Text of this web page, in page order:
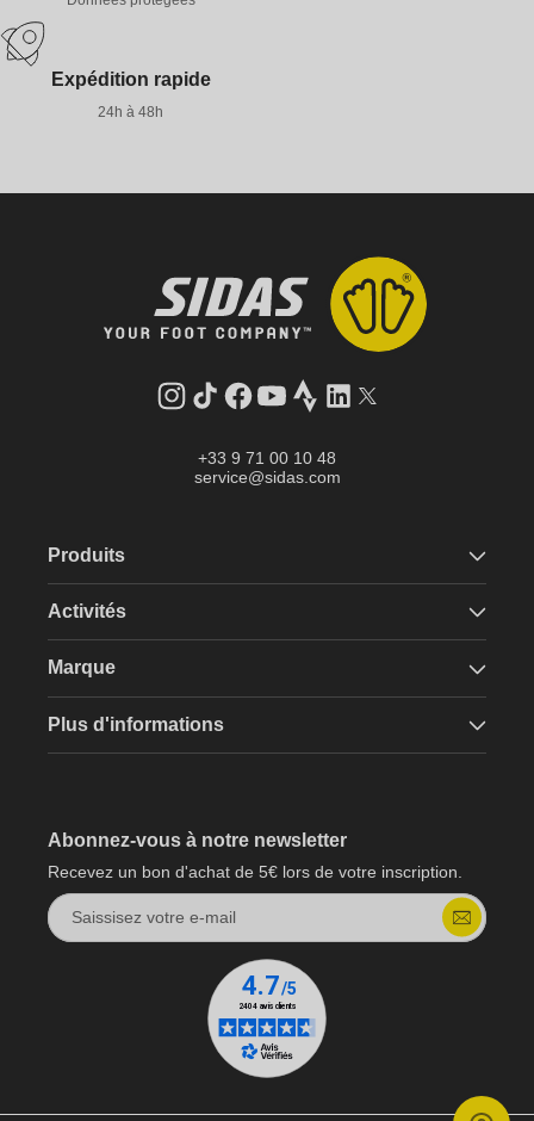
Expédition rapide
24h à 48h
Instagram
Tik
Facebook
YouTube
StravaLinkedInTwitter
+33 9 71 00 10 48
service@sidas.com
Produits
Activités
Marque
Plus d'informations
Abonnez-vous à notre newsletter
Recevez un bon d'achat de 5€ lors de votre inscription.
Saissisez votre e-mail